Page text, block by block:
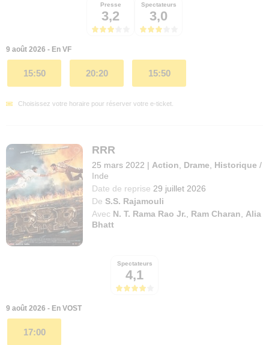
Presse
3,2
Spectateurs
3,0
9 août 2026 - En VF
15:50 20:20 15:50
Choisissez votre horaire pour réserver votre e-ticket.
RRR
25 mars 2022 | Action Drame Historique /
Inde
Date de reprise 29 juillet 2026
De S.S. Rajamouli
Avec N. T. Rama Rao Jr. Ram Charan
Alia
Bhatt
Spectateurs
4,1
9 août 2026 - En VOST
17:00